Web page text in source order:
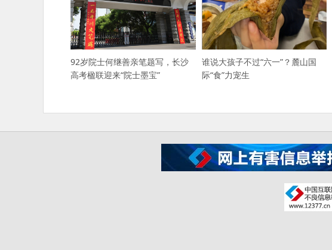
92岁院士何继善亲笔题写，长沙
高考楹联迎来“院士墨宝”
谁说大孩子不过“六一”？麓山国
际“食”力宠生